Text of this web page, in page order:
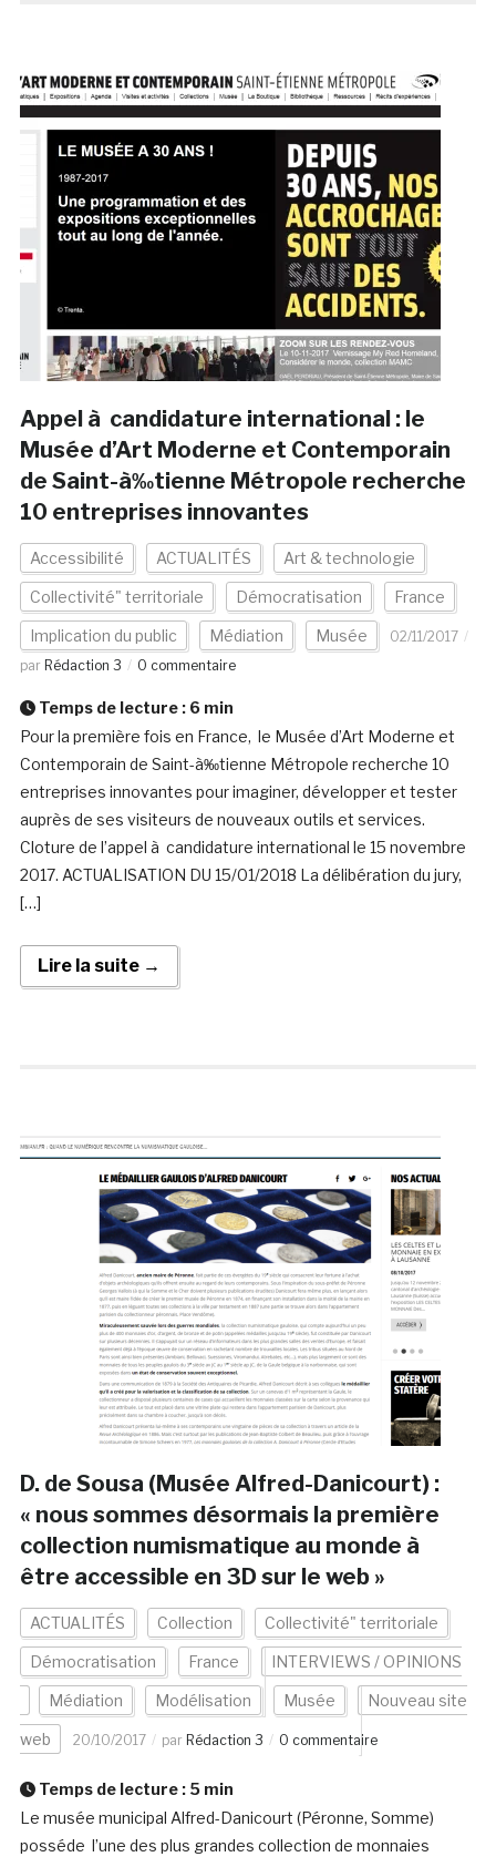
Appel à candidature international : le
Musée d’Art Moderne et Contemporain
de Saint-à‰tienne Métropole recherche
10 entreprises innovantes
Accessibilité ACTUALITÉS Art & technologie
Collectivité" territoriale Démocratisation France
Implication du public Médiation Musée
02/11/2017
par Rédaction 3 0 commentaire
Temps de lecture : 6 min
Pour la première fois en France, le Musée d’Art Moderne et
Contemporain de Saint-à‰tienne Métropole recherche 10
entreprises innovantes pour imaginer, développer et tester
auprès de ses visiteurs de nouveaux outils et services.
Cloture de l’appel à candidature international le 15 novembre
2017. ACTUALISATION DU 15/01/2018 La délibération du jury,
[…]
Lire la suite →
D. de Sousa (Musée Alfred-Danicourt) :
« nous sommes désormais la première
collection numismatique au monde à
être accessible en 3D sur le web »
ACTUALITÉS Collection Collectivité" territoriale
Démocratisation France INTERVIEWS / OPINIONS
Médiation Modélisation Musée Nouveau site
web 20/10/2017 par Rédaction 3 0 commentaire
Temps de lecture : 5 min
Le musée municipal Alfred-Danicourt (Péronne, Somme)
posséde l’une des plus grandes collection de monnaies